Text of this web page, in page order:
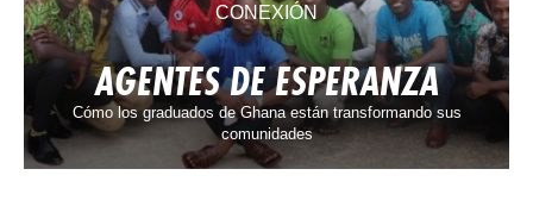
CONEXIÓN
AGENTES DE ESPERANZA
Cómo los graduados de Ghana están transformando sus
comunidades